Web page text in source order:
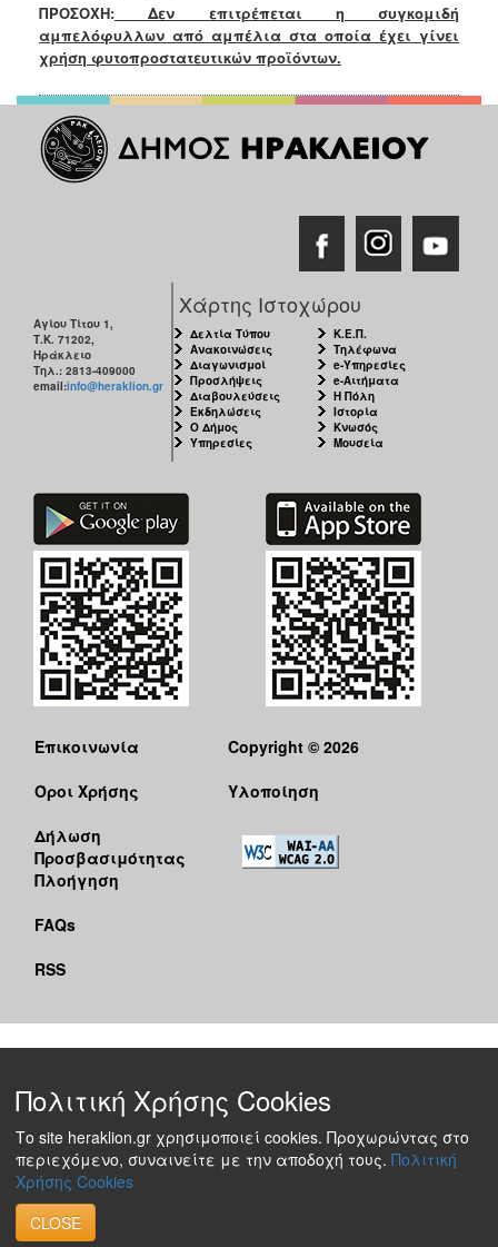
ΠΡΟΣΟΧΗ: Δεν επιτρέπεται η συγκομιδή
αμπελόφυλλων από αμπέλια στα οποία έχει γίνει
χρήση φυτοπροστατευτικών προϊόντων.
Αγίου Τίτου 1,
Τ.Κ. 71202,
Ηράκλειο
Τηλ.: 2813-409000
email:info@heraklion.gr
Χάρτης Ιστοχώρου
Δελτία Τύπου
Ανακοινώσεις
Διαγωνισμοί
Προσλήψεις
Διαβουλεύσεις
Εκδηλώσεις
Ο Δήμος
Υπηρεσίες
Κ.Ε.Π.
Τηλέφωνα
e-Υπηρεσίες
e-Αιτήματα
Η Πόλη
Ιστορία
Κνωσός
Μουσεία
Επικοινωνία
Όροι Χρήσης
Δήλωση
Προσβασιμότητας
Πλοήγηση
FAQs
RSS
Copyright © 2026
Υλοποίηση
Πολιτική Χρήσης Cookies
Το site heraklion.gr χρησιμοποιεί cookies. Προχωρώντας στο
περιεχόμενο, συναινείτε με την αποδοχή τους. Πολιτική
Χρήσης Cookies
CLOSE